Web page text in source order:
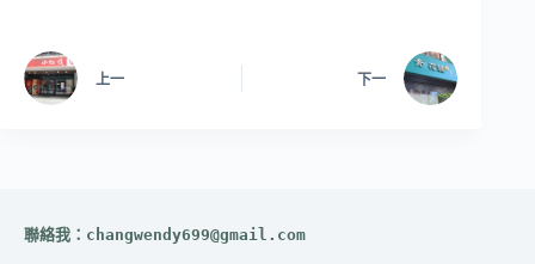
上一 下一
聯絡我： changwendy699@gmail.com